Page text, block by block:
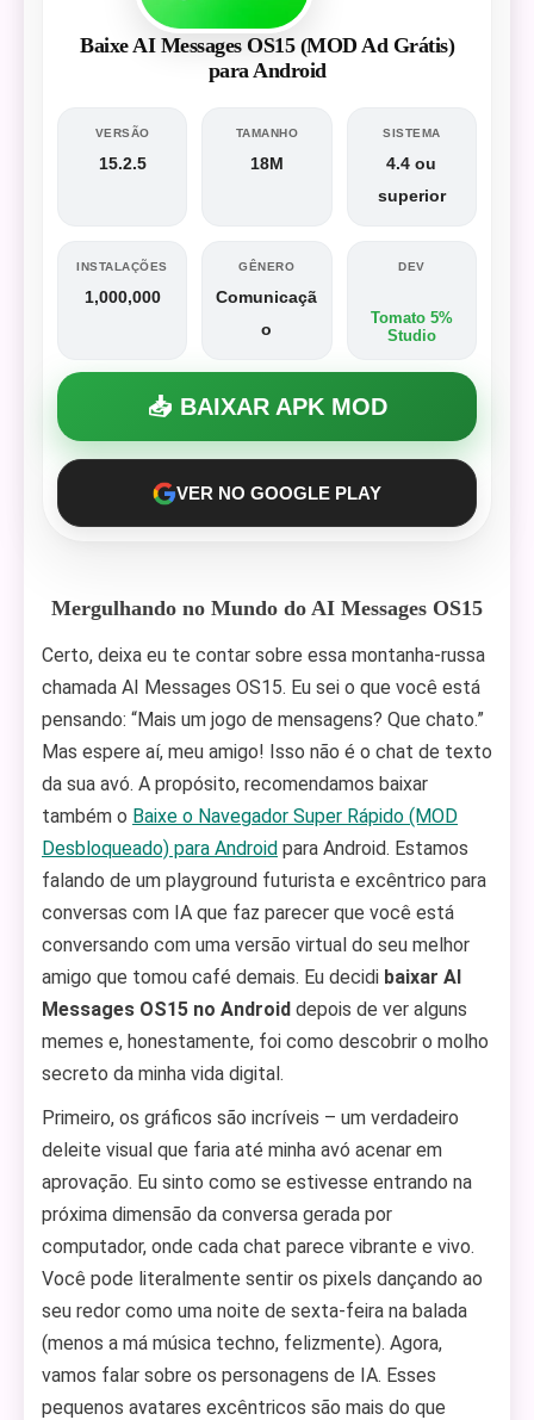
Baixe AI Messages OS15 (MOD Ad Grátis)
para Android
VERSÃO
15.2.5
TAMANHO
18M
SISTEMA
4.4 ou
superior
INSTALAÇÕES
1,000,000
GÊNERO
Comunicaçã
o
DEV
Tomato 5%
Studio
📥 BAIXAR APK MOD
VER NO GOOGLE PLAY
Mergulhando no Mundo do AI Messages OS15
Certo, deixa eu te contar sobre essa montanha-russa
chamada AI Messages OS15. Eu sei o que você está
pensando: “Mais um jogo de mensagens? Que chato.”
Mas espere aí, meu amigo! Isso não é o chat de texto
da sua avó. A propósito, recomendamos baixar
também o Baixe o Navegador Super Rápido (MOD
Desbloqueado) para Android para Android. Estamos
falando de um playground futurista e excêntrico para
conversas com IA que faz parecer que você está
conversando com uma versão virtual do seu melhor
amigo que tomou café demais. Eu decidi baixar AI
Messages OS15 no Android depois de ver alguns
memes e, honestamente, foi como descobrir o molho
secreto da minha vida digital.
Primeiro, os gráficos são incríveis – um verdadeiro
deleite visual que faria até minha avó acenar em
aprovação. Eu sinto como se estivesse entrando na
próxima dimensão da conversa gerada por
computador, onde cada chat parece vibrante e vivo.
Você pode literalmente sentir os pixels dançando ao
seu redor como uma noite de sexta-feira na balada
(menos a má música techno, felizmente). Agora,
vamos falar sobre os personagens de IA. Esses
pequenos avatares excêntricos são mais do que